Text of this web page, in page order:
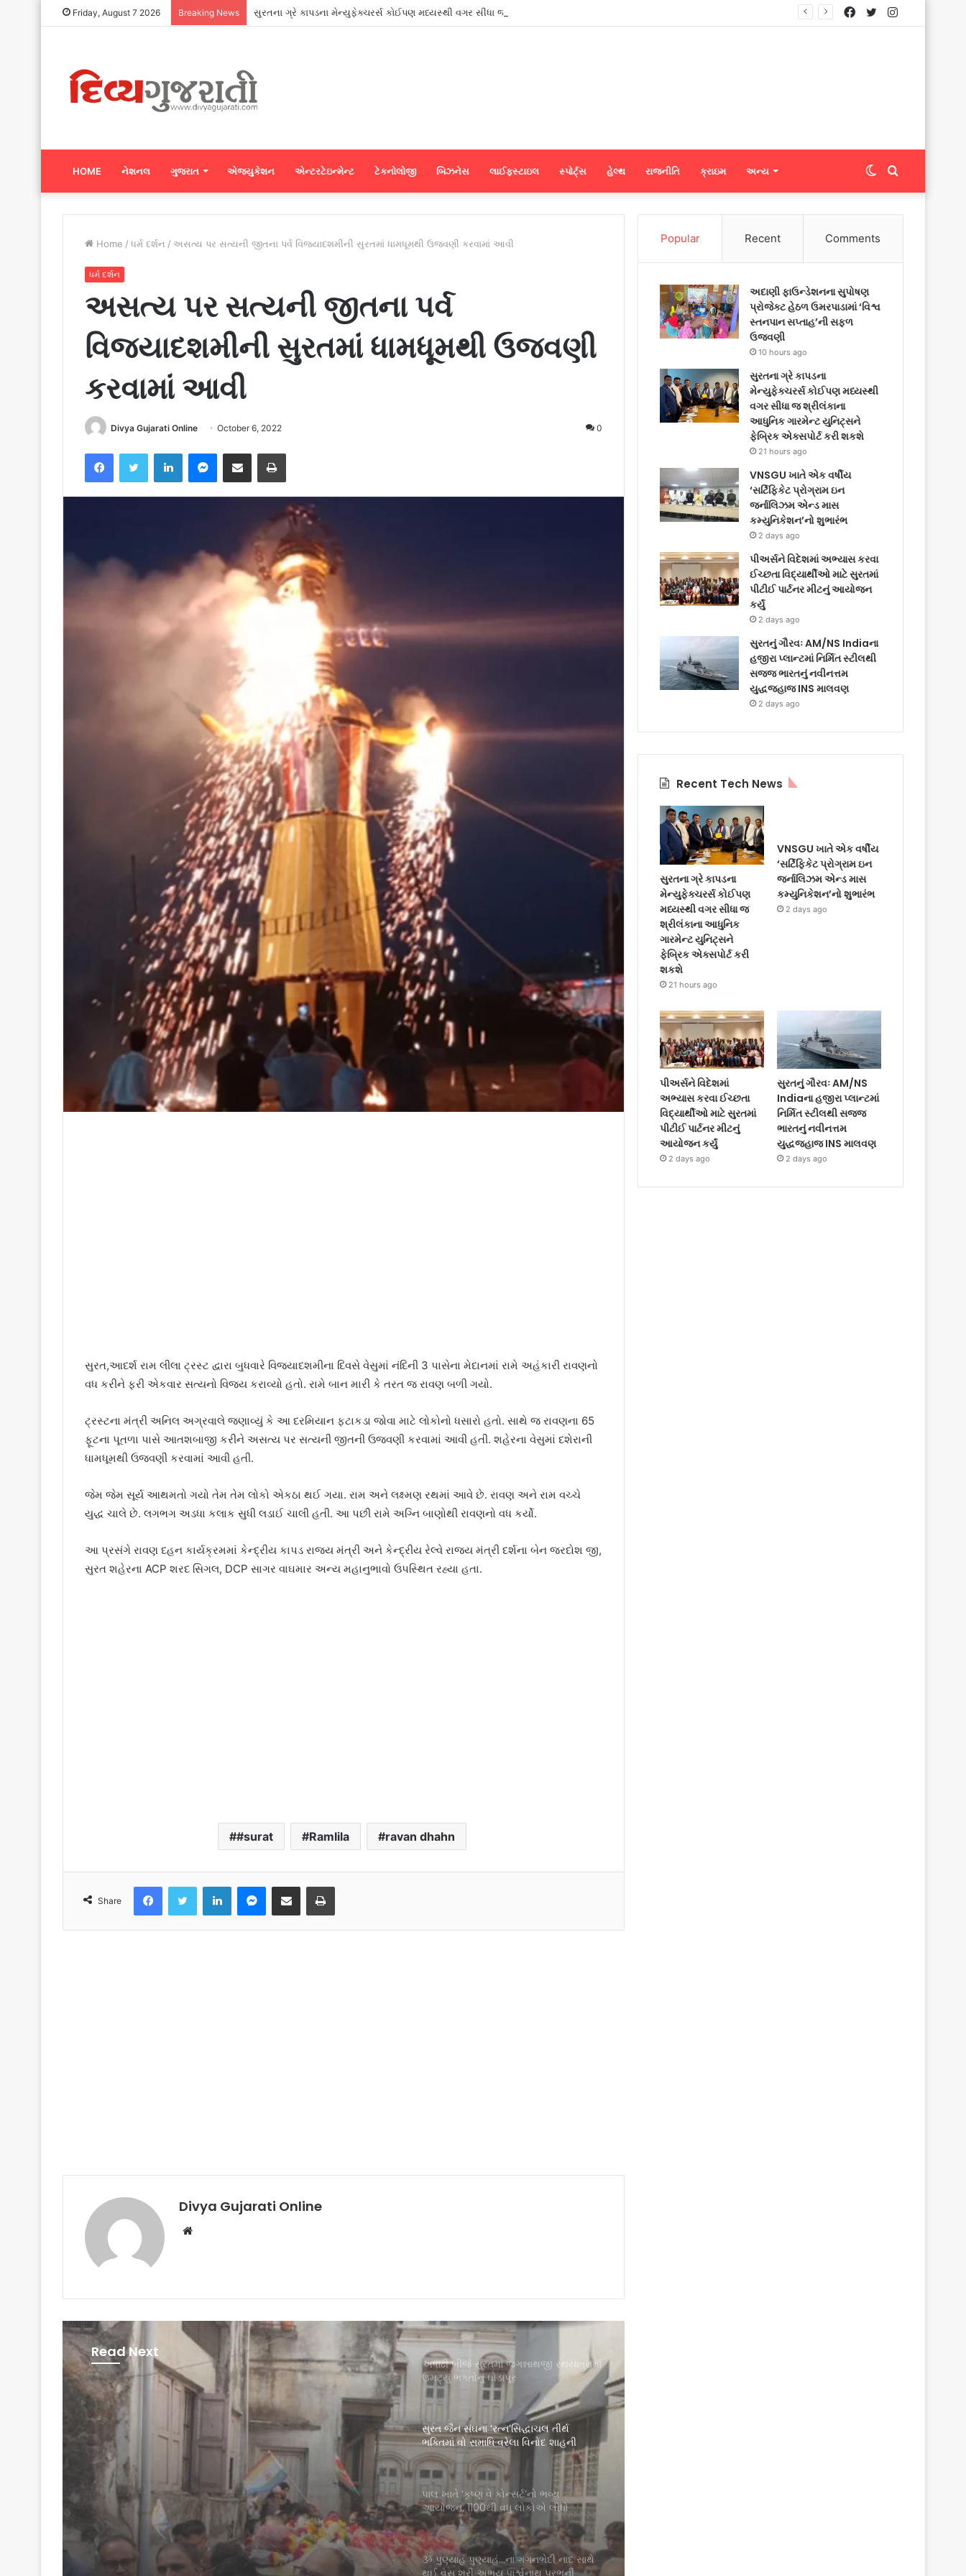
Friday, August 7 2026 Breaking News સુરતના ગ્રે કાપડના મેન્યુફેક્ચરર્સ કોઈપણ મધ્યસ્થી વગર સીધા જ શ્રીલંકાના આધુનિક ગારમેન્ટ યુનિટ્સને ફેબ્રિક એક્સપોર્ટ કરી શકશે Instagram
Twitter
Facebook
HOME નેશનલ ગુજરાત એજ્યુકેશન એન્ટરટેઇન્મેન્ટ ટેકનોલોજી બિઝનેસ લાઈફસ્ટાઇલ સ્પોર્ટ્સ હેલ્થ રાજનીતિ ક્રાઇમ અન્ય Search
for
Switch
skin
Home / ધર્મ દર્શન / અસત્ય પર સત્યની જીતના પર્વ વિજયાદશમીની સુરતમાં ધામધૂમથી ઉજવણી કરવામાં આવી
ધર્મ દર્શન
અસત્ય પર સત્યની જીતના પર્વ
વિજયાદશમીની સુરતમાં ધામધૂમથી ઉજવણી
કરવામાં આવી
Divya Gujarati Online October 6, 2022 0
FacebookTwitter LinkedInMessenger
Share via Email Print
સુરત,આદર્શ રામ લીલા ટ્રસ્ટ દ્વારા બુધવારે વિજયાદશમીના દિવસે વેસુમાં નંદિની 3 પાસેના મેદાનમાં રામે અહંકારી રાવણનો
વધ કરીને ફરી એકવાર સત્યનો વિજય કરાવ્યો હતો. રામે બાન મારી કે તરત જ રાવણ બળી ગયો.
ટ્રસ્ટના મંત્રી અનિલ અગ્રવાલે જણાવ્યું કે આ દરમિયાન ફટાકડા જોવા માટે લોકોનો ધસારો હતો. સાથે જ રાવણના 65
ફૂટના પૂતળા પાસે આતશબાજી કરીને અસત્ય પર સત્યની જીતની ઉજવણી કરવામાં આવી હતી. શહેરના વેસુમાં દશેરાની
ધામધૂમથી ઉજવણી કરવામાં આવી હતી.
જેમ જેમ સૂર્ય આથમતો ગયો તેમ તેમ લોકો એકઠા થઈ ગયા. રામ અને લક્ષ્મણ રથમાં આવે છે. રાવણ અને રામ વચ્ચે
યુદ્ધ ચાલે છે. લગભગ અડધા કલાક સુધી લડાઈ ચાલી હતી. આ પછી રામે અગ્નિ બાણોથી રાવણનો વધ કર્યો.
આ પ્રસંગે રાવણ દહન કાર્યક્રમમાં કેન્દ્રીય કાપડ રાજ્ય મંત્રી અને કેન્દ્રીય રેલ્વે રાજ્ય મંત્રી દર્શના બેન જરદોશ જી,
સુરત શહેરના ACP શરદ સિગલ, DCP સાગર વાઘમાર અન્ય મહાનુભાવો ઉપસ્થિત રહ્યા હતા.
#surat Ramlila ravan dhahn
Share
FacebookTwitter LinkedInMessenger
Share via Email Print
Divya Gujarati Online
Website
Read Next
સુરત
સુરત જૈન સંઘના ‘રત્ન’સિદ્ધાચલ
તીર્થ ભક્તિમાં વો સમાધિ વરેલા
વિનોદ શાહની અલવિદા
500 વિદ્યાર્થીઓને શૈક્ષણિક સામગ્રીનું
અષાઢી બીજે સુરતમાં જગન્નાથજી રથયાત્રામાં
ઉમટ્યું ભક્તોનું ઘોડાપૂર
સુરત જૈન સંઘના ‘રત્ન’સિદ્ધાચલ તીર્થ
ભક્તિમાં વો સમાધિ વરેલા વિનોદ શાહની
અલવિદા
પાલ ખાતે ‘કૃષ્ણ વે કોન્સર્ટ’નો ભવ્ય
આયોજન, 1100થી વધુ લોકોએ લીધો
આધ્યાત્મિક સંગીતનો આનંદ
ૐ પુણ્યાહં પુણ્યાહં…ના ગગનભેદી નાદ સાથે
થઈ વેસુ શ્રી અભય પાર્શ્વનાથ પ્રભુની
Popular Recent Comments
અદાણી ફાઉન્ડેશનના સુપોષણ
પ્રોજેક્ટ હેઠળ ઉમરપાડામાં ‘વિશ્વ
સ્તનપાન સપ્તાહ’ની સફળ
ઉજવણી
10 hours ago
સુરતના ગ્રે કાપડના
મેન્યુફેક્ચરર્સ કોઈપણ મધ્યસ્થી
વગર સીધા જ શ્રીલંકાના
આધુનિક ગારમેન્ટ યુનિટ્સને
ફેબ્રિક એક્સપોર્ટ કરી શકશે
21 hours ago
VNSGU ખાતે એક વર્ષીય
‘સર્ટિફિકેટ પ્રોગ્રામ ઇન
જર્નાલિઝમ એન્ડ માસ
કમ્યુનિકેશન’નો શુભારંભ
2 days ago
પીઅર્સને વિદેશમાં અભ્યાસ કરવા
ઈચ્છતા વિદ્યાર્થીઓ માટે સુરતમાં
પીટીઈ પાર્ટનર મીટનું આયોજન
કર્યું
2 days ago
સુરતનું ગૌરવઃ AM/NS Indiaના
હજીરા પ્લાન્ટમાં નિર્મિત સ્ટીલથી
સજ્જ ભારતનું નવીનત્તમ
યુદ્ધજહાજ INS માલવણ
2 days ago
Recent Tech News
સુરતના ગ્રે કાપડના
મેન્યુફેક્ચરર્સ કોઈપણ
મધ્યસ્થી વગર સીધા જ
શ્રીલંકાના આધુનિક
ગારમેન્ટ યુનિટ્સને
ફેબ્રિક એક્સપોર્ટ કરી
શકશે
21 hours ago
VNSGU ખાતે એક વર્ષીય
‘સર્ટિફિકેટ પ્રોગ્રામ ઇન
જર્નાલિઝમ એન્ડ માસ
કમ્યુનિકેશન’નો શુભારંભ
2 days ago
પીઅર્સને વિદેશમાં
અભ્યાસ કરવા ઈચ્છતા
વિદ્યાર્થીઓ માટે સુરતમાં
પીટીઈ પાર્ટનર મીટનું
આયોજન કર્યું
2 days ago
સુરતનું ગૌરવઃ AM/NS
Indiaના હજીરા પ્લાન્ટમાં
નિર્મિત સ્ટીલથી સજ્જ
ભારતનું નવીનત્તમ
યુદ્ધજહાજ INS માલવણ
2 days ago